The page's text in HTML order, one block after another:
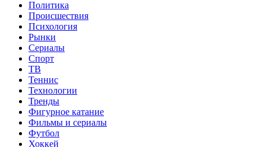
Политика
Происшествия
Психология
Рынки
Сериалы
Спорт
ТВ
Теннис
Технологии
Тренды
Фигурное катание
Фильмы и сериалы
Футбол
Хоккей